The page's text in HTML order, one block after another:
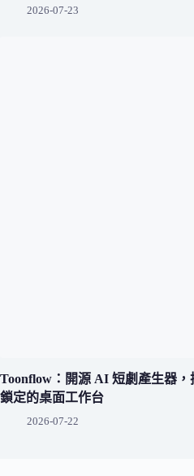
2026-07-23
Toonflow：開源 AI 短劇產生器
鎖定的桌面工作台
2026-07-22